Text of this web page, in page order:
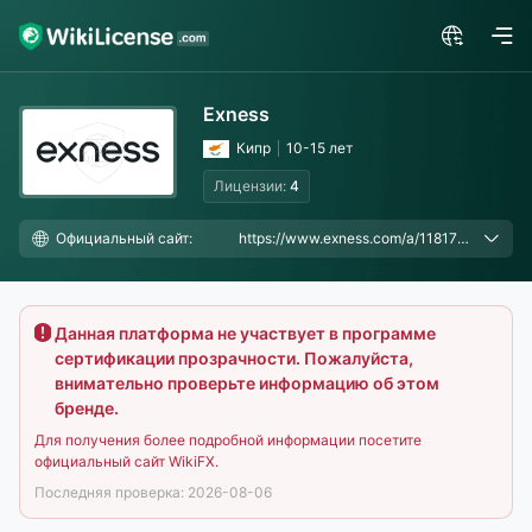
Exness
Кипр 10-15 лет
Лицензии: 4
Официальный сайт: https://www.exness.com/a/11817674, https://www.exness.com/a/14385773
Данная платформа не участвует в программе
сертификации прозрачности. Пожалуйста,
внимательно проверьте информацию об этом
бренде.
Для получения более подробной информации посетите
официальный сайт WikiFX.
Последняя проверка: 2026-08-06